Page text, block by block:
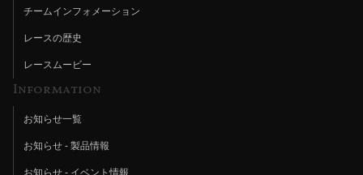
チームインフォメーション
レースの歴史
レースムービー
Information
お知らせ一覧
お知らせ - 製品情報
お知らせ - イベント情報